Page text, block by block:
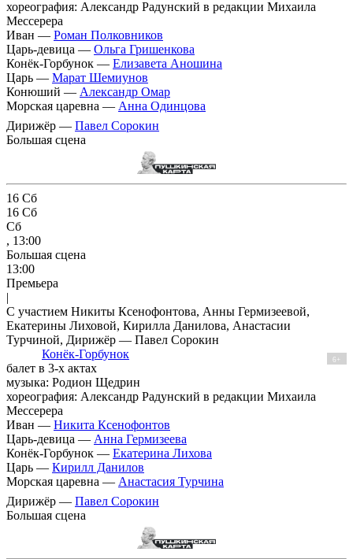
хореография: Александр Радунский в редакции Михаила
Мессерера
Иван — Роман Полковников
Царь-девица — Ольга Гришенкова
Конёк-Горбунок — Елизавета Аношина
Царь — Марат Шемиунов
Конюший — Александр Омар
Морская царевна — Анна Одинцова
Дирижёр — Павел Сорокин
Большая сцена
16 Сб
16 Сб
Сб
, 13:00
Большая сцена
13:00
Премьера
|
С участием Никиты Ксенофонтова, Анны Гермизеевой,
Екатерины Лиховой, Кирилла Данилова, Анастасии
Турчиной, Дирижёр — Павел Сорокин
Конёк-Горбунок
6+
балет в 3-х актах
музыка: Родион Щедрин
хореография: Александр Радунский в редакции Михаила
Мессерера
Иван — Никита Ксенофонтов
Царь-девица — Анна Гермизеева
Конёк-Горбунок — Екатерина Лихова
Царь — Кирилл Данилов
Морская царевна — Анастасия Турчина
Дирижёр — Павел Сорокин
Большая сцена